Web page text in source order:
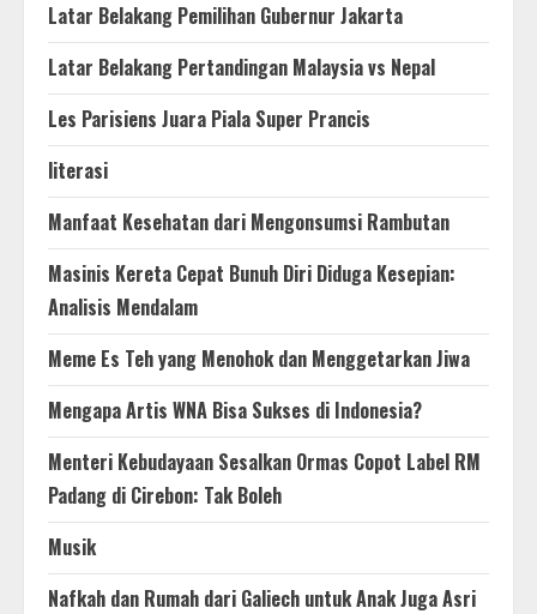
Latar Belakang Pemilihan Gubernur Jakarta
Latar Belakang Pertandingan Malaysia vs Nepal
Les Parisiens Juara Piala Super Prancis
literasi
Manfaat Kesehatan dari Mengonsumsi Rambutan
Masinis Kereta Cepat Bunuh Diri Diduga Kesepian:
Analisis Mendalam
Meme Es Teh yang Menohok dan Menggetarkan Jiwa
Mengapa Artis WNA Bisa Sukses di Indonesia?
Menteri Kebudayaan Sesalkan Ormas Copot Label RM
Padang di Cirebon: Tak Boleh
Musik
Nafkah dan Rumah dari Galiech untuk Anak Juga Asri